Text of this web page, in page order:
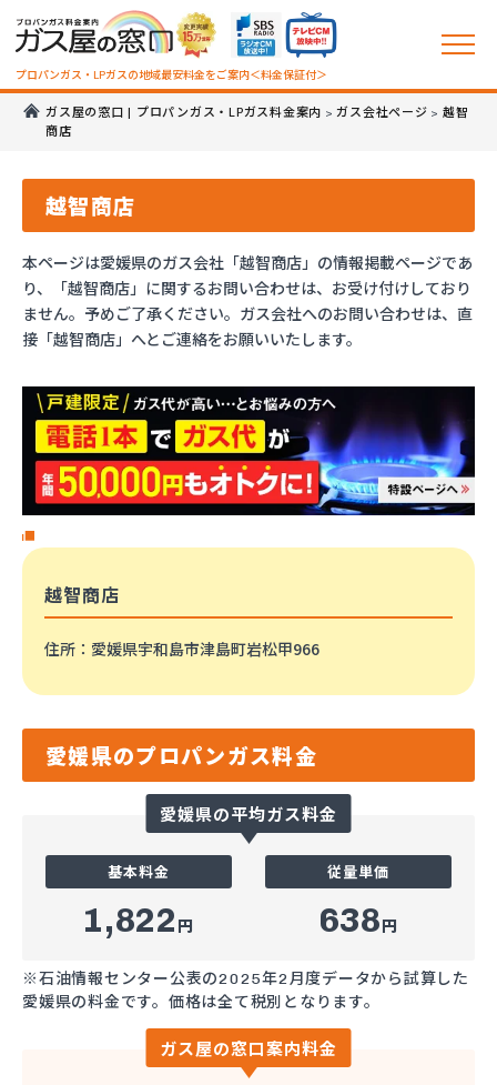
プロパンガス・LPガスの地域最安料金をご案内＜料金保証付＞
ガス屋の窓口 | プロパンガス・LPガス料金案内 >ガス会社ページ > 越智
商店
越智商店
本ページは愛媛県のガス会社「越智商店」の情報掲載ページであ
り、「越智商店」に関するお問い合わせは、お受け付けしており
ません。予めご了承ください。ガス会社へのお問い合わせは、直
接「越智商店」へとご連絡をお願いいたします。
越智商店
住所 ：愛媛県宇和島市津島町岩松甲966
愛媛県のプロパンガス料金
愛媛県の平均ガス料金
基本料金
1,822 円
従量単価
638円
※石油情報センター公表の2025年2月度データから試算した
愛媛県の料金です。価格は全て税別となります。
ガス屋の窓口案内料金